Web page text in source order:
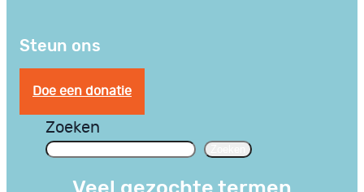
Steun ons
Doe een donatie
Zoeken